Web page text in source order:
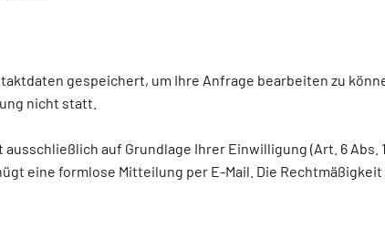
gespeichert, um Ihre Anfrage bearbeiten zu
nicht statt.
auf Grundlage Ihrer Einwilligung (Art. 6 Abs.
eine formlose Mitteilung per E-Mail. Die